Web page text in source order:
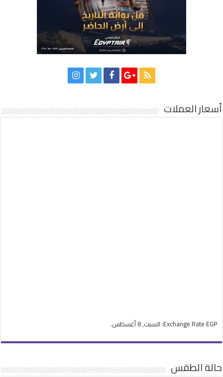
أسعار العملات
Exchange Rate EGP : السبت, 8 أغسطس.
حالة الطقس